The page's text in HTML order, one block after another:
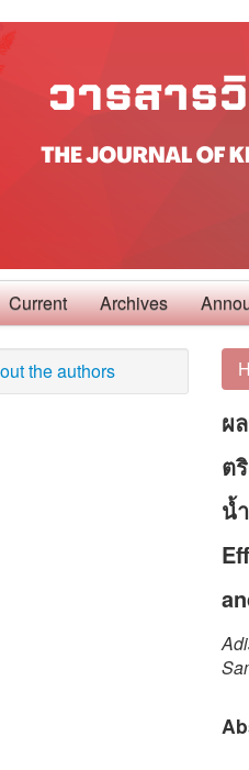
Current Archives
the authors
ผ
ต
น้